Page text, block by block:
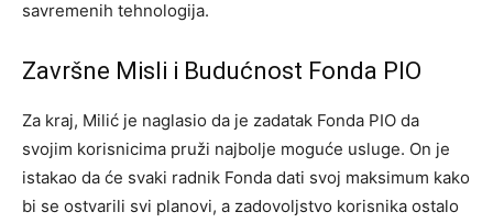
savremenih tehnologija.
Završne Misli i Budućnost Fonda PIO
Za kraj, Milić je naglasio da je zadatak Fonda PIO da
svojim korisnicima pruži najbolje moguće usluge. On je
istakao da će svaki radnik Fonda dati svoj maksimum kako
bi se ostvarili svi planovi, a zadovoljstvo korisnika ostalo